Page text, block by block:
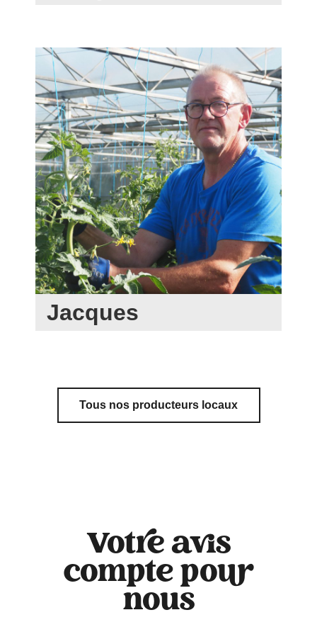
Jacques
Tous nos producteurs locaux
Votre avis
compte pour
nous